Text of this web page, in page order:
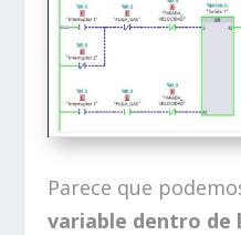
Parece que
variable dentro de